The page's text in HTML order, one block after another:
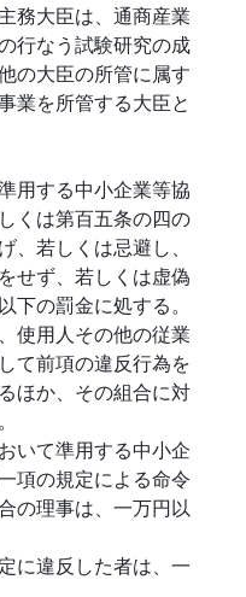
務大臣は、通商産業
行なう試験研究の成
の大臣の所管に属す
業を所管する大臣と
用する中小企業等協
くは第百五条の四の
、若しくは忌避し、
せず、若しくは虚偽
下の罰金に処する。
使用人その他の従業
て前項の違反行為を
ほか、その組合に対
いて準用する中小企
項の規定による命令
の理事は、一万円以
に違反した者は、一